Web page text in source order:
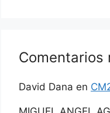
Comentarios
David Dana en